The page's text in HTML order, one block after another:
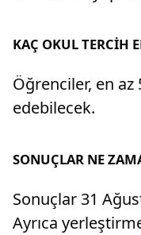
KAÇ OKUL TERCİH
Öğrenciler, en
edebilecek.
SONUÇLAR NE
Sonuçlar 31
Ayrıca